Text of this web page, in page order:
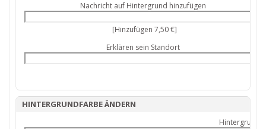
Nachricht auf Hintergrund hinzufügen
[Hinzufügen 7,50 €]
Erklären sein Standort
HINTERGRUNDFARBE ÄNDERN